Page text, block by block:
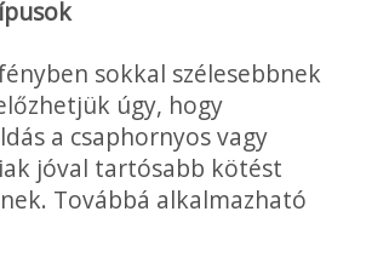
sokkal szélesebbnek
úgy, hogy
a csaphornyos vagy
jóval tartósabb kötést
Továbbá alkalmazható